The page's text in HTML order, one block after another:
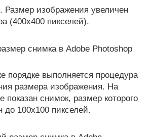
Размер изображения увеличен
(400х400 пикселей).
порядке выполняется процедура
размера изображения. На
показан снимок, размер которого
100х100 пикселей.